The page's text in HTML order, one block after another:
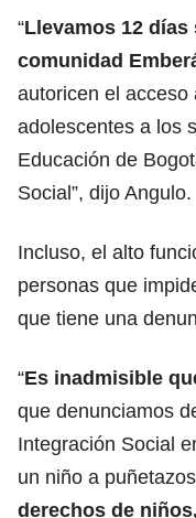
“Llevamos 12
comunidad
autoricen el acceso
adolescentes a los
Educación de
Social”, dijo Angulo.
Incluso, el alto
personas que
que tiene una
“Es inadmisible
que denunciamos
Integración Social
un niño a
derechos de